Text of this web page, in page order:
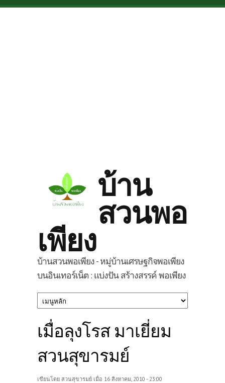
Skip to main content
บ้าน
สวนพอ
เพียง
บ้านสวนพอเพียง - หมู่บ้านเศรษฐกิจพอเพียง
บนอินเทอร์เน็ต : แบ่งปัน สร้างสรรค์ พอเพียง
เมื่อลุงโรส มาเยี่ยม
สวนสุขารมย์
เขียนโดย สวนสุขารมย์ เมื่อ 16 สิงหาคม, 2010 - 23:00